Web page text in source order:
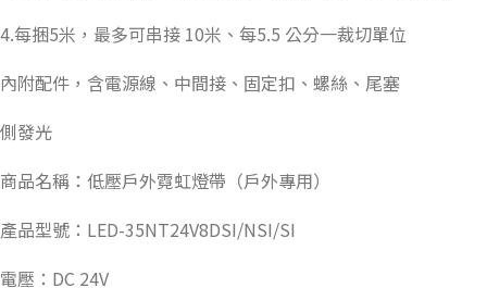
4.每捆5米，最多可串接 10米、每5.5 公分一裁切單位
內附配件，含電源線、中間接、固定扣、螺絲、尾塞
側發光
商品名稱：低壓戶外霓虹燈帶（戶外專用）
產品型號：LED-35NT24V8DSI/NSI/SI
電壓：DC 24V